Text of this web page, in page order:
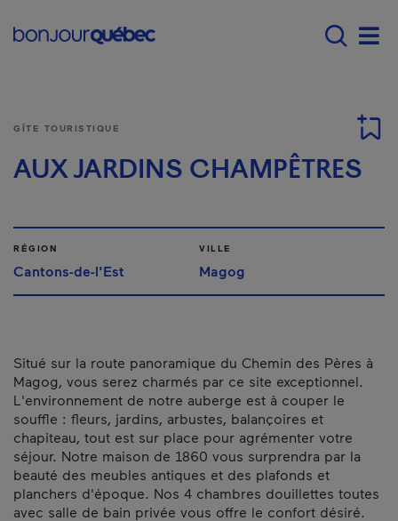
Main navigation -
GÎTE TOURISTIQUE
AUX JARDINS CHAMPÊTRES
RÉGION
Cantons-de-l'Est
VILLE
Magog
Situé sur la route panoramique du Chemin des Pères à
Magog, vous serez charmés par ce site exceptionnel.
L'environnement de notre auberge est à couper le
souffle : fleurs, jardins, arbustes, balançoires et
chapiteau, tout est sur place pour agrémenter votre
séjour. Notre maison de 1860 vous surprendra par la
beauté des meubles antiques et des plafonds et
planchers d'époque. Nos 4 chambres douillettes toutes
avec salle de bain privée vous offre le confort désiré.